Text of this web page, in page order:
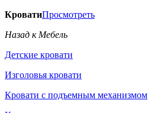
КроватиПросмотреть
Назад к Мебель
Детские кровати
Изголовья кровати
Кровати с подъемным механизмом